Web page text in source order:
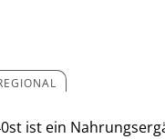
ist ein